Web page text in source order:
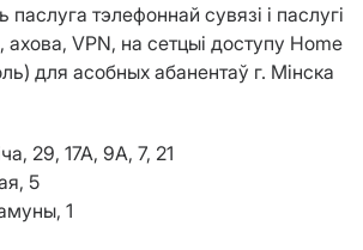
паслуга тэлефоннай сувязі і паслугі
VPN, на сетцыі доступу Home
для асобных абанентаў г. Мінска
29, 17А, 9А, 7, 21
5
1